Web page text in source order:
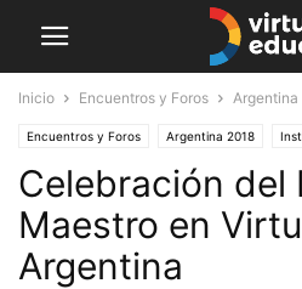
Inicio Encuentros y Foros Argentina
Encuentros y Foros Argentina 2018
Educacional
Celebración del
Maestro en
Argentina